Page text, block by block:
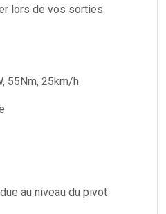
lors de vos sorties
55Nm, 25km/h
au niveau du pivot